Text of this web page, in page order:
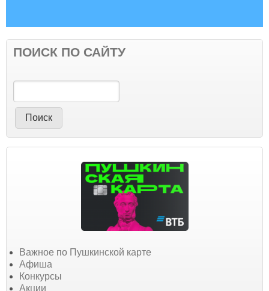
ПОИСК ПО САЙТУ
Поиск
Важное по Пушкинской карте
Афиша
Конкурсы
Акции